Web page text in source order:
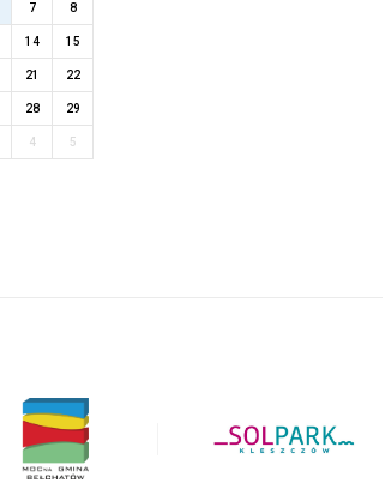
7 8
14 15
21 22
28 29
4 5